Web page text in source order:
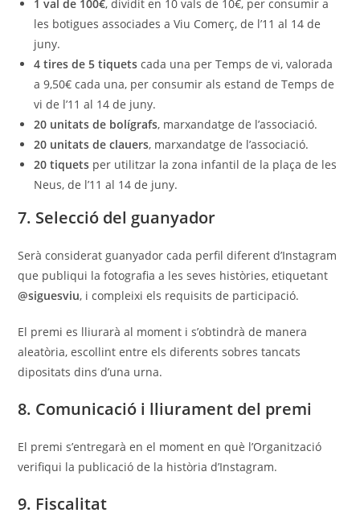
1 val de 100€, dividit en 10 vals de 10€, per consumir a
les botigues associades a Viu Comerç, de l’11 al 14 de
juny.
4 tires de 5 tiquets cada una per Temps de vi, valorada
a 9,50€ cada una, per consumir als estand de Temps de
vi de l’11 al 14 de juny.
20 unitats de bolígrafs, marxandatge de l’associació.
20 unitats de clauers, marxandatge de l’associació.
20 tiquets per utilitzar la zona infantil de la plaça de les
Neus, de l’11 al 14 de juny.
7. Selecció del guanyador
Serà considerat guanyador cada perfil diferent d’Instagram
que publiqui la fotografia a les seves històries, etiquetant
@siguesviu, i compleixi els requisits de participació.
El premi es lliurarà al moment i s’obtindrà de manera
aleatòria, escollint entre els diferents sobres tancats
dipositats dins d’una urna.
8. Comunicació i lliurament del premi
El premi s’entregarà en el moment en què l’Organització
verifiqui la publicació de la història d’Instagram.
9. Fiscalitat